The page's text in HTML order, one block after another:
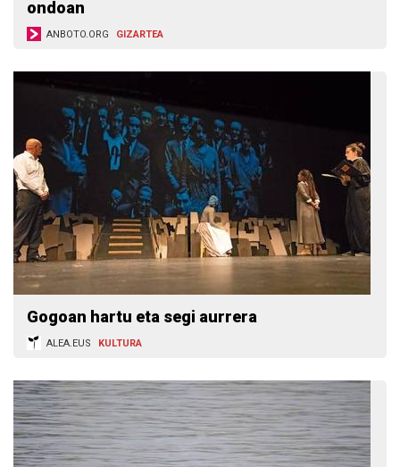
ondoan
ANBOTO.ORG GIZARTEA
Gogoan hartu eta segi aurrera
ALEA.EUS KULTURA